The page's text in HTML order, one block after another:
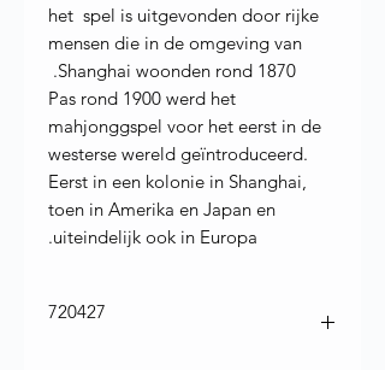
het spel is uitgevonden door rijke
mensen die in de omgeving van
Shanghai woonden rond 1870.
Pas rond 1900 werd het
mahjonggspel voor het eerst in de
westerse wereld geïntroduceerd.
Eerst in een kolonie in Shanghai,
toen in Amerika en Japan en
uiteindelijk ook in Europa.
720427